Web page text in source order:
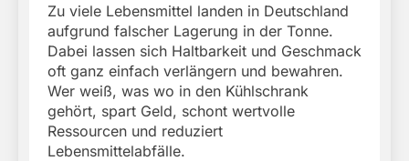
Zu viele Lebensmittel landen in Deutschland
aufgrund falscher Lagerung in der Tonne.
Dabei lassen sich Haltbarkeit und Geschmack
oft ganz einfach verlängern und bewahren.
Wer weiß, was wo in den Kühlschrank
gehört, spart Geld, schont wertvolle
Ressourcen und reduziert
Lebensmittelabfälle.